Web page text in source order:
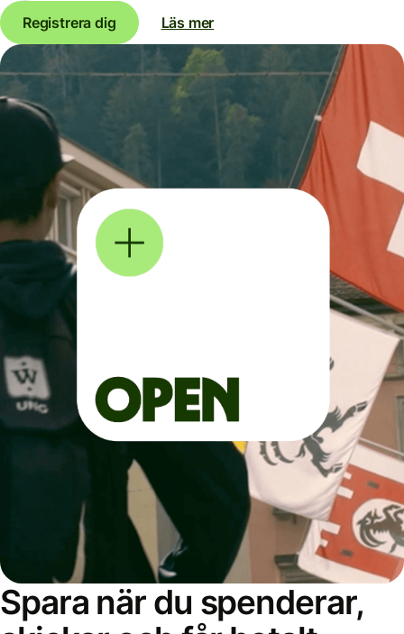
Registrera dig Läs mer
Spara när du spenderar,